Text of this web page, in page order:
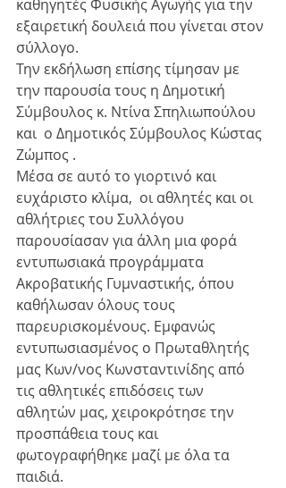
καθηγητές Φυσικής Αγωγής για την
εξαιρετική δουλειά που γίνεται στον
σύλλογο.
Την εκδήλωση επίσης τίμησαν με
την παρουσία τους η Δημοτική
Σύμβουλος κ. Ντίνα Σπηλιωπούλου
και  ο Δημοτικός Σύμβουλος Κώστας
Ζώμπος .
Μέσα σε αυτό το γιορτινό και
ευχάριστο κλίμα,  οι αθλητές και οι
αθλήτριες του Συλλόγου
παρουσίασαν για άλλη μια φορά
εντυπωσιακά προγράμματα
Ακροβατικής Γυμναστικής, όπου
καθήλωσαν όλους τους
παρευρισκομένους. Εμφανώς
εντυπωσιασμένος ο Πρωταθλητής
μας Κων/νος Κωνσταντινίδης από
τις αθλητικές επιδόσεις των
αθλητών μας, χειροκρότησε την
προσπάθεια τους και
φωτογραφήθηκε μαζί με όλα τα
παιδιά.